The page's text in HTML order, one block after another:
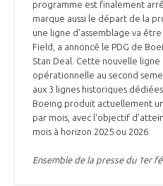
programme est finalement
marque aussi le départ de la
une ligne d’assemblage va
Field, a annoncé le PDG de
Stan Deal. Cette nouvelle
opérationnelle au second
aux 3 lignes historiques
Boeing produit actuellement
par mois, avec l'objectif
mois à horizon 2025 ou 2026.
Ensemble de la presse du 1er